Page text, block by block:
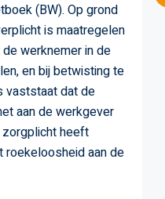
(BW). Op grond
is maatregelen
werknemer in de
en bij betwisting te
vaststaat dat de
aan de werkgever
zorgplicht heeft
aan de